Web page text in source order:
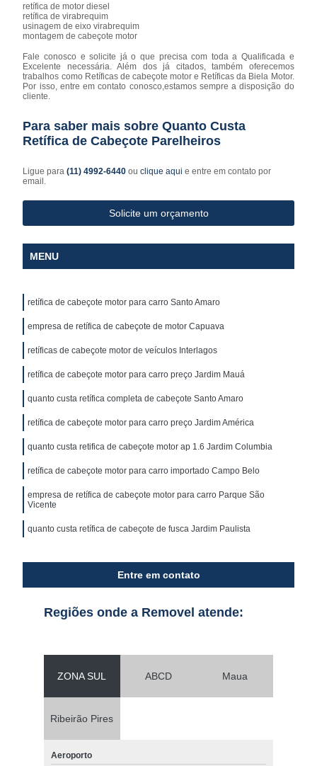
retífica de motor diesel
retífica de virabrequim
usinagem de eixo virabrequim
montagem de cabeçote motor
Fale conosco e solicite já o que precisa com toda a Qualificada e
Excelente necessária. Além dos já citados, também oferecemos
trabalhos como Retíficas de cabeçote motor e Retíficas da Biela Motor.
Por isso, entre em contato conosco,estamos sempre a disposição do
cliente.
Para saber mais sobre Quanto Custa
Retífica de Cabeçote Parelheiros
Ligue para(11) 4992-6440ouclique aqui e entre em contato por
email.
Solicite um orçamento
MENU
retífica de cabeçote motor para carro Santo Amaro
empresa de retífica de cabeçote de motor Capuava
retíficas de cabeçote motor de veículos Interlagos
retífica de cabeçote motor para carro preço Jardim Mauá
quanto custa retífica completa de cabeçote Santo Amaro
retífica de cabeçote motor para carro preço Jardim América
quanto custa retifica de cabeçote motor ap 1.6 Jardim Columbia
retífica de cabeçote motor para carro importado Campo Belo
empresa de retífica de cabeçote motor para carro Parque São
Vicente
quanto custa retífica de cabeçote de fusca Jardim Paulista
Entre em contato
Regiões onde a Removel atende:
ZONA SUL ABCD Maua
Ribeirão Pires
Aeroporto